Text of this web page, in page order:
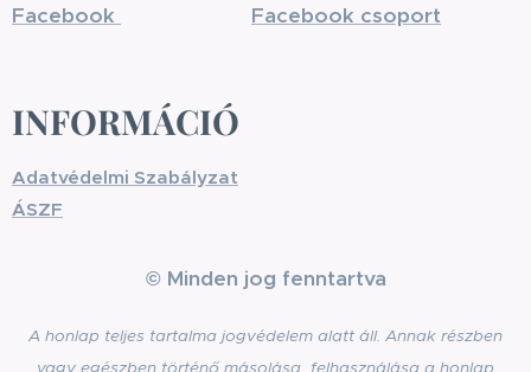
Facebook Facebook csoport
INFORMÁCIÓ
Adatvédelmi Szabályzat
ÁSZF
© Minden jog fenntartva
A honlap teljes tartalma jogvédelem alatt áll. Annak részben